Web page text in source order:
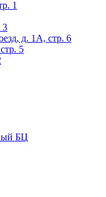
1
3
д. 1А, стр. 6
5
БЦ